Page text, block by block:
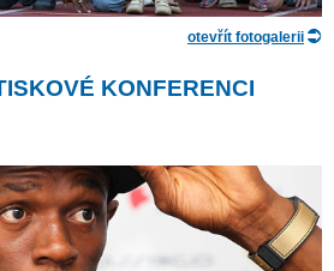
otevřít fotogalerii
KONFERENCI